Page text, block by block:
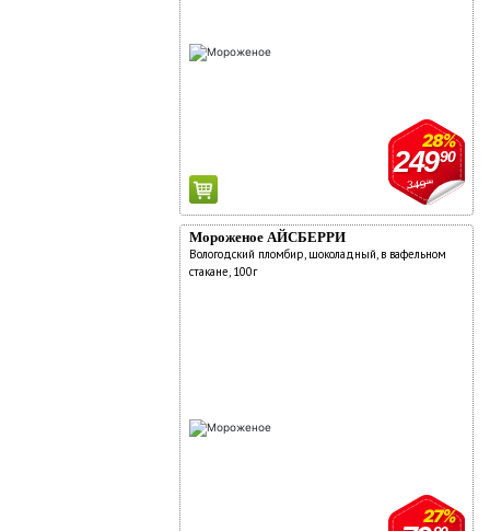
34990
28%
24990
Мороженое АЙСБЕРРИ
Вологодский пломбир, шоколадный, в вафельном
стакане, 100г
27%